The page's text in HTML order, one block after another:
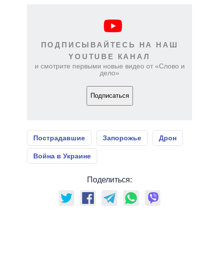
ПОДПИСЫВАЙТЕСЬ НА НАШ
YOUTUBE КАНАЛ
и смотрите первыми новые видео от «Слово и
дело»
Подписаться
Пострадавшие Запорожье Дрон
Война в Украине
Поделиться: